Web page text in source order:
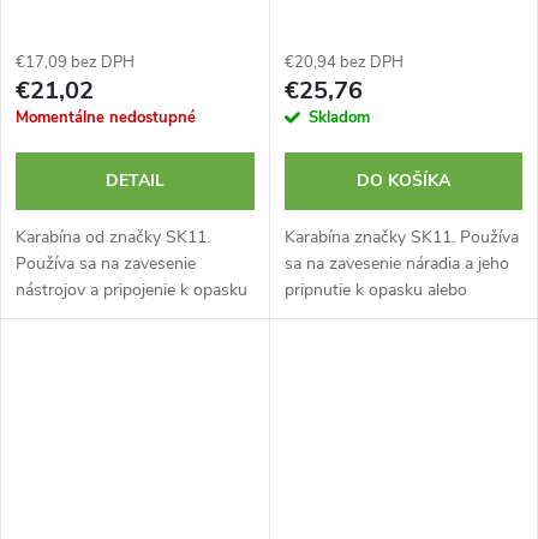
€17,09 bez DPH
€21,02
Momentálne nedostupné
DETAIL
Karabína od značky SK11.
Používa sa na zavesenie
nástrojov a pripojenie k opasku
alebo pracovným popruhom.
€20,94 bez DPH
€25,76
Skladom
DO KOŠÍKA
Karabína značky SK11. Používa
sa na zavesenie náradia a jeho
pripnutie k opasku alebo
pracovným popruhom.